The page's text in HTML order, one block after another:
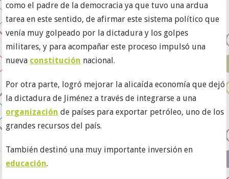
como el padre de la democracia ya que tuvo una ardua
tarea en este sentido, de afirmar este sistema político que
venía muy golpeado por la dictadura y los golpes
militares, y para acompañar este proceso impulsó una
nueva constitución nacional.
Por otra parte, logró mejorar la alicaída economía que dejó
la dictadura de Jiménez a través de integrarse a una
organización de países para exportar petróleo, uno de los
grandes recursos del país.
También destinó una muy importante inversión en
educación.